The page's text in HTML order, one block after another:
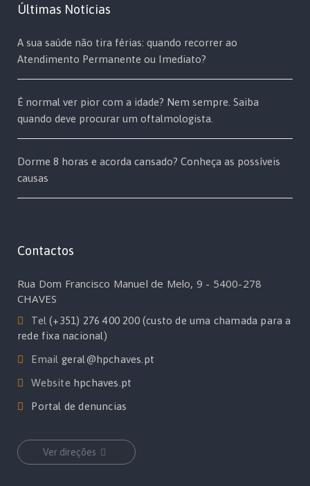
Últimas Notícias
A sua saúde não tira férias: quando recorrer ao
Atendimento Permanente ou Imediato?
É normal ver pior com a idade? Nem sempre. Saiba
quando deve procurar um oftalmologista.
Dorme 8 horas e acorda cansado? Conheça as possíveis
causas
Contactos
Rua Dom Francisco Manuel de Melo, 9 - 5400-278
CHAVES
Tel(+351) 276 400 200 (custo de uma chamada para a
rede fixa nacional)
Email geral@hpchaves.pt
Website hpchaves.pt
Portal de denuncias
Ver direções